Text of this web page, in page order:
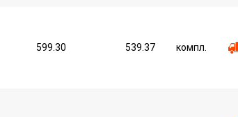
599.30 539.37 компл.